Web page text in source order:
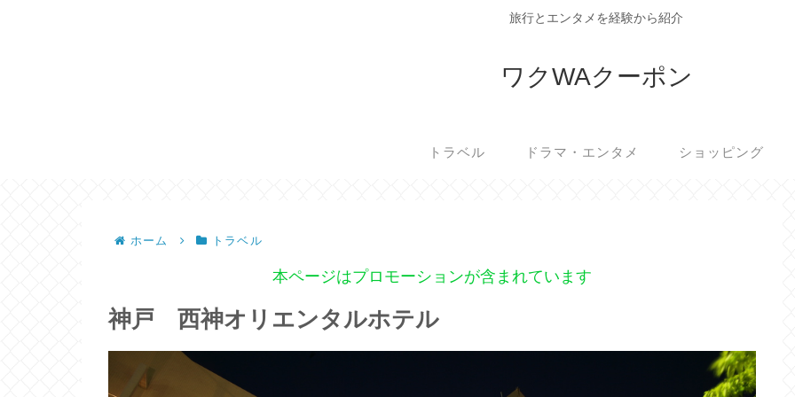
旅行とエンタメを経験から紹介
ワクWAクーポン
トラベル ドラマ・エンタメ ショッピング
ホーム トラベル
本ページはプロモーションが含まれています
神戸 西神オリエンタルホテル